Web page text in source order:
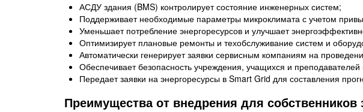
АСДУ здания (BMS) контролирует состояние инженерных систем;
Поддерживает необходимые параметры микроклимата с учетом
Уменьшает потребление энергоресурсов и улучшает
Оптимизирует плановые ремонты и техобслуживание систем и
Автоматически генерирует заявки сервисным компаниям на
Обеспечивает безопасность учреждения, учащихся и
Передает заявки на энергоресурсы в Smart Grid для составления
Преимущества от внедрения для собственников